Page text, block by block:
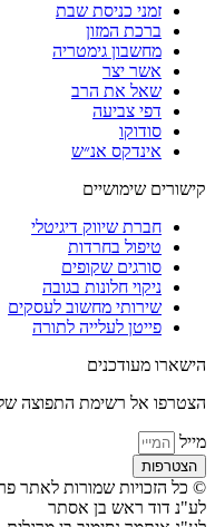
זמני כניסת שבת
ברכת המזון
מחשבון גימטריה
אשר יצר
שאל את הרב
דפי צביעה
סודוקו
אינדקס אנ״ש
קישורים שימושיים
חברת שיווק דיגיטלי
טיפול בחרדות
סורגים שקופים
ניקוי חלונות בגובה
שירותי מחשוב לעסקים
פייטן לעלייה לתורה
הישארו מעודכנים
הצטרפו אל רשימת התפוצה
מייל
הצטרפות
© כל הזכויות שמורות לאתר
לע"נ דוד ראש בן אסתר